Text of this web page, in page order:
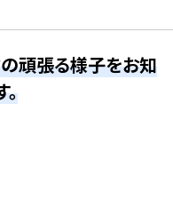
頑張る様子をお知